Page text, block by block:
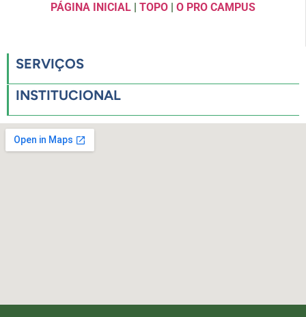
PÁGINA INICIAL| TOPO| O PRO CAMPUS
SERVIÇOS
INSTITUCIONAL